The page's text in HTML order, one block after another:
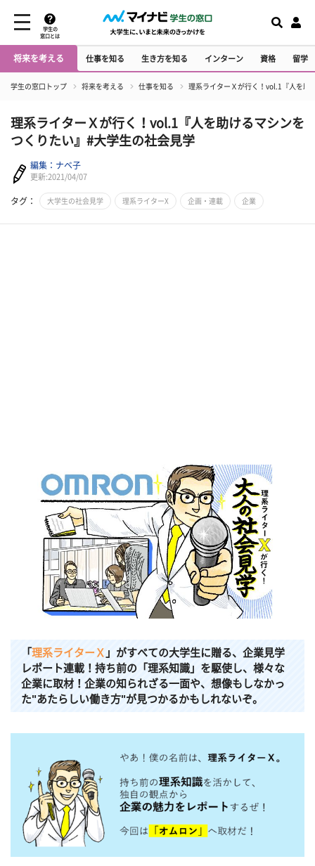
学生の
窓口とは
将来を考える 仕事を知る 生き方を知る インターン 資格 留学
学生の窓口トップ 将来を考える 仕事を知る 理系ライターＸが行く！vol.1『人を助
理系ライターＸが行く！vol.1『人を助けるマシンを
つくりたい』#大学生の社会見学
編集：ナベ子
更新:2021/04/07
タグ： 大学生の社会見学 理系ライターX 企画・連載 企業
「理系ライターＸ 」がすべての大学生に贈る、企業見学
レポート連載！持ち前の「理系知識」を駆使し、様々な
企業に取材！企業の知られざる一面や、想像もしなかっ
た"あたらしい働き方"が見つかるかもしれないぞ。